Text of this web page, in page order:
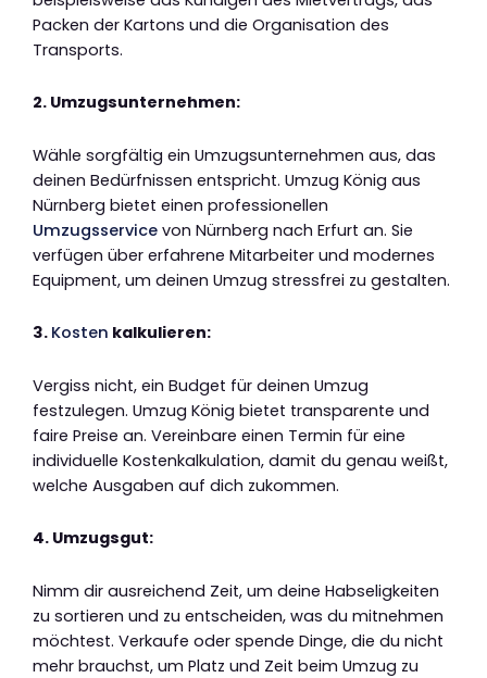
Packen der Kartons und die Organisation des
Transports.
2. Umzugsunternehmen:
Wähle sorgfältig ein Umzugsunternehmen aus, das
deinen Bedürfnissen entspricht. Umzug König aus
Nürnberg bietet einen professionellen
Umzugsservice von Nürnberg nach Erfurt an. Sie
verfügen über erfahrene Mitarbeiter und modernes
Equipment, um deinen Umzug stressfrei zu gestalten.
3. Kosten kalkulieren:
Vergiss nicht, ein Budget für deinen Umzug
festzulegen. Umzug König bietet transparente und
faire Preise an. Vereinbare einen Termin für eine
individuelle Kostenkalkulation, damit du genau weißt,
welche Ausgaben auf dich zukommen.
4. Umzugsgut:
Nimm dir ausreichend Zeit, um deine Habseligkeiten
zu sortieren und zu entscheiden, was du mitnehmen
möchtest. Verkaufe oder spende Dinge, die du nicht
mehr brauchst, um Platz und Zeit beim Umzug zu